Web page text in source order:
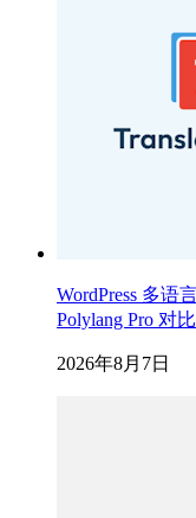
WordPress 多语
Polylang Pro 对比
2026年8月7日